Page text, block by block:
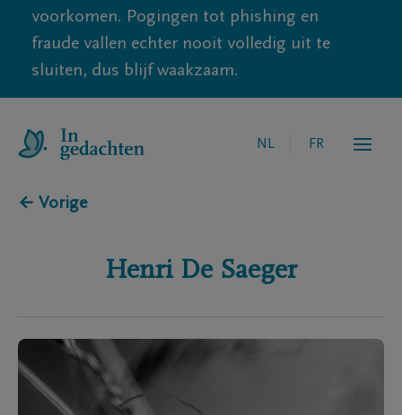
voorkomen. Pogingen tot phishing en
fraude vallen echter nooit volledig uit te
sluiten, dus blijf waakzaam.
NL FR
← Vorige
Henri De Saeger